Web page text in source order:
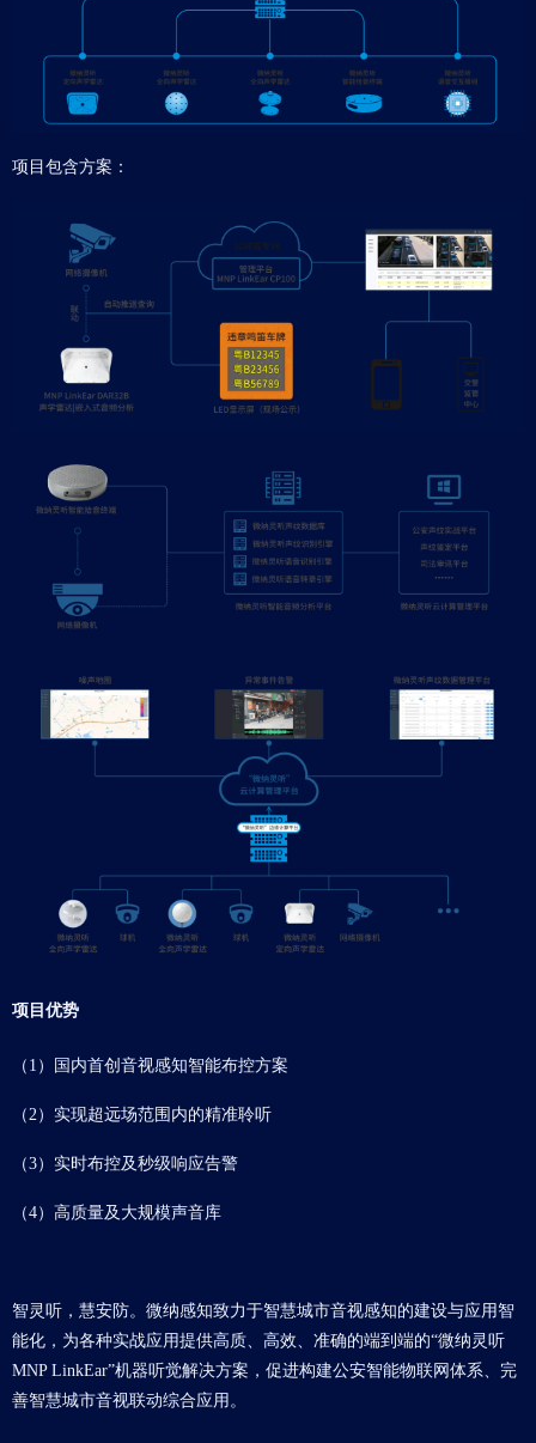
项目包含方案：
项目优势
（1）国内首创音视感知智能布控方案
（2）实现超远场范围内的精准聆听
（3）实时布控及秒级响应告警
（4）高质量及大规模声音库
智灵听，慧安防。微纳感知致力于智慧城市音视感知的建设与应用智
能化，为各种实战应用提供高质、高效、准确的端到端的“微纳灵听
MNP LinkEar”机器听觉解决方案，促进构建公安智能物联网体系、完
善智慧城市音视联动综合应用。